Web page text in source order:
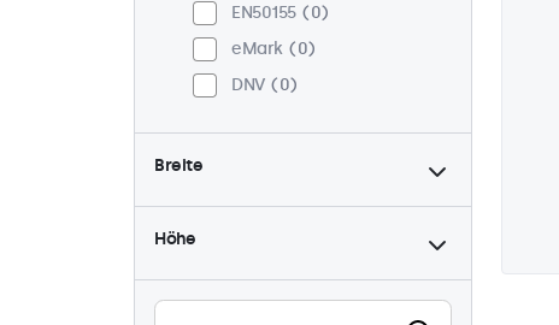
EN50155
0
eMark
0
DNV
0
Breite
Höhe